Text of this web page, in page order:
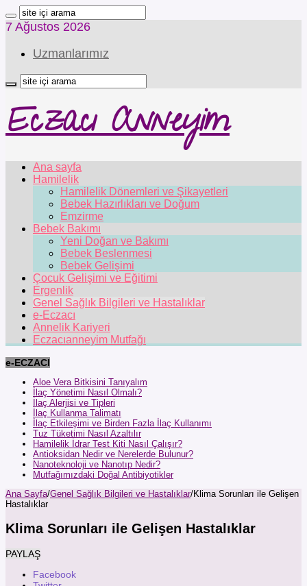
7 Ağustos 2026
Uzmanlarımız
Eczacı Anneyim
Ana sayfa
Hamilelik
Hamilelik Dönemleri ve Şikayetleri
Bebek Hazırlıkları ve Doğum
Emzirme
Bebek Bakımı
Yeni Doğan ve Bakımı
Bebek Beslenmesi
Bebek Gelişimi
Çocuk Gelişimi ve Eğitimi
Ergenlik
Genel Sağlık Bilgileri ve Hastalıklar
e-Eczacı
Annelik Kariyeri
Eczacıanneyim Mutfağı
e-ECZACI
Aloe Vera Bitkisini Tanıyalım
İlaç Yönetimi Nasıl Olmalı?
İlaç Alerjisi ve Tipleri
İlaç Kullanma Talimatı
İlaç Etkileşimi ve Birden Fazla İlaç Kullanımı
Tuz Tüketimi Nasıl Azaltılır
Hamilelik İdrar Test Kiti Nasıl Çalışır?
Antioksidan Nedir ve Nerelerde Bulunur?
Nanoteknoloji ve Nanotıp Nedir?
Mutfağımızdaki Doğal Antibiyotikler
Ana Sayfa/Genel Sağlık Bilgileri ve Hastalıklar/Klima Sorunları ile Gelişen
Hastalıklar
Klima Sorunları ile Gelişen Hastalıklar
PAYLAŞ
Facebook